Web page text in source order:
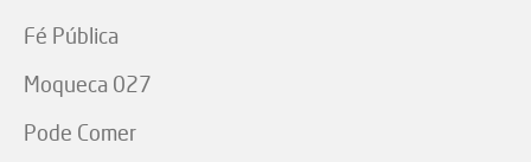
Fé Pública
Moqueca 027
Pode Comer